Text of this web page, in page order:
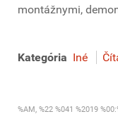
montážnymi,
Kategória Iné
%AM, %22 %041 %2019